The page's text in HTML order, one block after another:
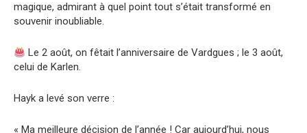
magique, admirant à quel point tout s’était transformé en
souvenir inoubliable.
Le 2 août, on fêtait l’anniversaire de Vardgues ; le 3 août,
celui de Karlen.
Hayk a levé son verre :
« Ma meilleure décision de l’année ! Car aujourd’hui, nous